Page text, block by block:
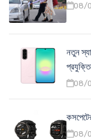
08/
নতুন
08/
08/